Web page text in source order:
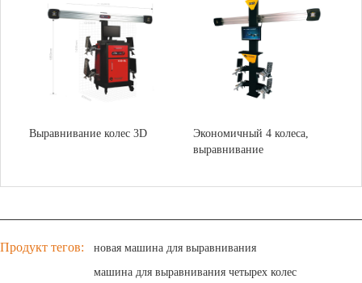
Выравнивание колес 3D
Экономичный 4 колеса,
выравнивание
Продукт тегов:
новая машина для выравнивания
машина для выравнивания четырех колес